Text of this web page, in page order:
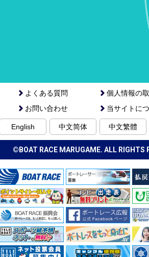
よくある質問
個人情報の
お問い合わせ
当サイトに
English 中文简体 中文繁體
©BOAT RACE MARUGAME. ALL RIGHTS